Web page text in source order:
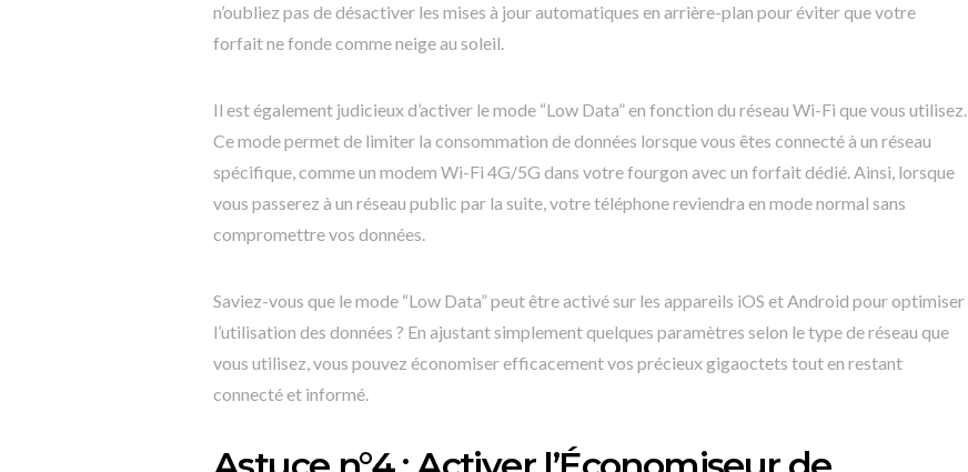
n’oubliez pas de désactiver les mises à jour automatiques en arrière-plan pour éviter que votre
forfait ne fonde comme neige au soleil.
Il est également judicieux d’activer le mode “Low Data” en fonction du réseau Wi-Fi que vous utilisez.
Ce mode permet de limiter la consommation de données lorsque vous êtes connecté à un réseau
spécifique, comme un modem Wi-Fi 4G/5G dans votre fourgon avec un forfait dédié. Ainsi, lorsque
vous passerez à un réseau public par la suite, votre téléphone reviendra en mode normal sans
compromettre vos données.
Saviez-vous que le mode “Low Data” peut être activé sur les appareils iOS et Android pour optimiser
l’utilisation des données ? En ajustant simplement quelques paramètres selon le type de réseau que
vous utilisez, vous pouvez économiser efficacement vos précieux gigaoctets tout en restant
connecté et informé.